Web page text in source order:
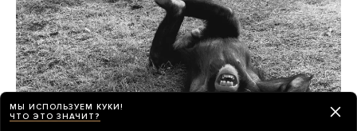
МЫ ИСПОЛЬЗУЕМ КУКИ!
ЧТО ЭТО ЗНАЧИТ?